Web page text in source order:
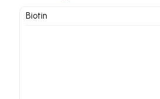
Biotin